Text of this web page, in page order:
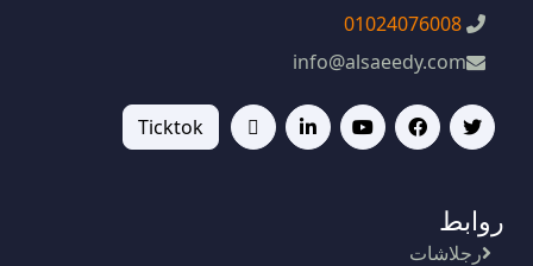
info@alsaeedy.com
Ticktok
روابط
رجلاشات